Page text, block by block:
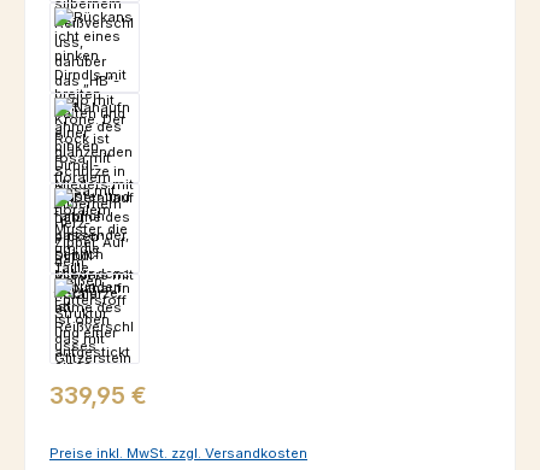
Regulärer Preis:
339,95 €
Preise inkl. MwSt. zzgl. Versandkosten